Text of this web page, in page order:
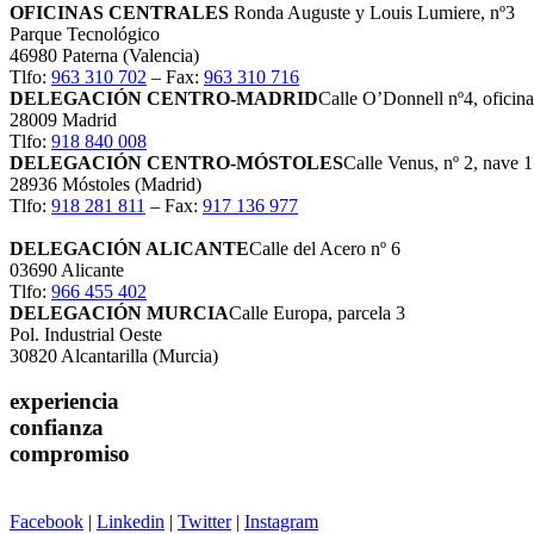
OFICINAS CENTRALES Ronda Auguste y Louis Lumiere, nº3
Parque Tecnológico
46980 Paterna (Valencia)
Tlfo: 963 310 702 – Fax: 963 310 716
DELEGACIÓN CENTRO-MADRIDCalle O’Donnell nº4, oficina
28009 Madrid
Tlfo: 918 840 008
DELEGACIÓN CENTRO-MÓSTOLESCalle Venus, nº 2, nave
28936 Móstoles (Madrid)
Tlfo: 918 281 811 – Fax: 917 136 977
DELEGACIÓN ALICANTECalle del Acero nº 6
03690 Alicante
Tlfo: 966 455 402
DELEGACIÓN MURCIACalle Europa, parcela 3
Pol. Industrial Oeste
30820 Alcantarilla (Murcia)
experiencia
confianza
compromiso
Facebook | Linkedin | Twitter| Instagram